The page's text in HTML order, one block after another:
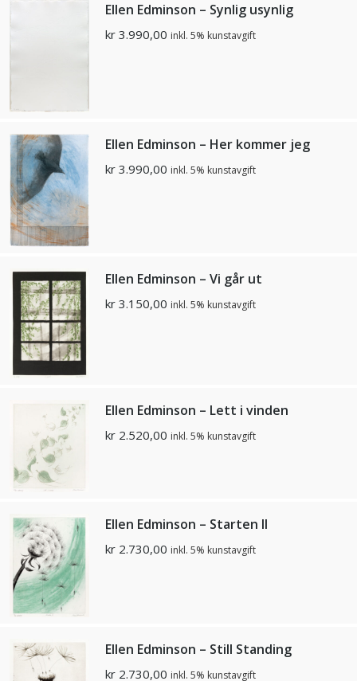
Ellen Edminson – Synlig usynlig
kr 3.990,00 inkl. 5% kunstavgift
Ellen Edminson – Her kommer jeg
kr 3.990,00 inkl. 5% kunstavgift
Ellen Edminson – Vi går ut
kr 3.150,00 inkl. 5% kunstavgift
Ellen Edminson – Lett i vinden
kr 2.520,00 inkl. 5% kunstavgift
Ellen Edminson – Starten II
kr 2.730,00 inkl. 5% kunstavgift
Ellen Edminson – Still Standing
kr 2.730,00 inkl. 5% kunstavgift